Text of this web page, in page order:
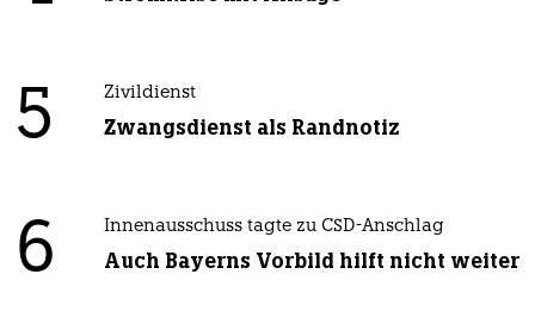
5 Zivildienst
Zwangsdienst als Randnotiz
6 Innenausschuss tagte zu CSD-Anschlag
Auch Bayerns Vorbild hilft nicht weiter